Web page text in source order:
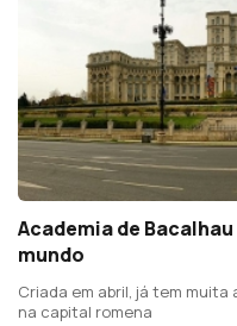
Academia de
mundo
Criada em abril, já tem
na capital romena